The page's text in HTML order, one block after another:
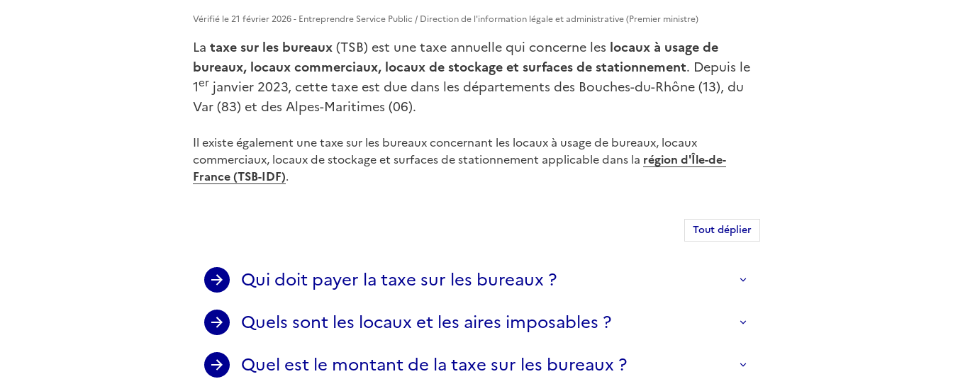
Vérifié le 21 février 2026 - Entreprendre Service Public / Direction de l'information légale et administrative (Premier ministre)
La taxe sur les bureaux(TSB) est une taxe annuelle qui concerne les locaux à usage de
bureaux, locaux commerciaux, locaux de stockage et surfaces de stationnement. Depuis le
1er janvier 2023, cette taxe est due dans les départements des Bouches-du-Rhône (13), du
Var (83) et des Alpes-Maritimes (06).
Il existe également une taxe sur les bureaux concernant les locaux à usage de bureaux, locaux
commerciaux, locaux de stockage et surfaces de stationnement applicable dans la région d'Île-de-
France (TSB-IDF).
Tout déplier
Qui doit payer la taxe sur les bureaux ?
Quels sont les locaux et les aires imposables ?
Quel est le montant de la taxe sur les bureaux ?